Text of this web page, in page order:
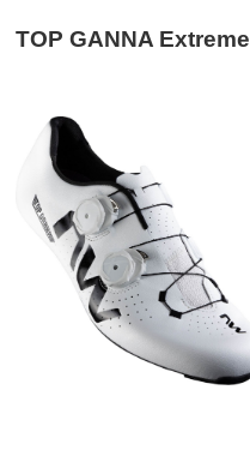
TOP GANNA Extreme